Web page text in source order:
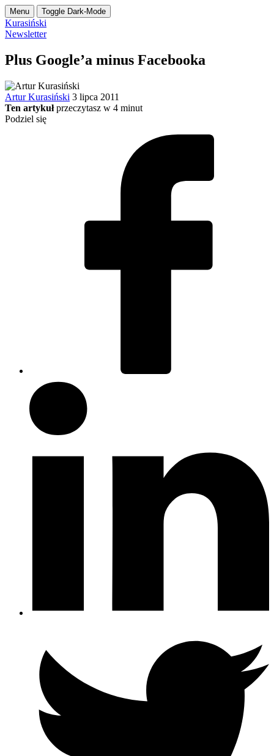
Menu Toggle Dark-Mode
Kurasiński
Newsletter
Plus Google’a minus Facebooka
Artur Kurasiński 3 lipca 2011
Ten artykuł przeczytasz w 4 minut
Podziel się